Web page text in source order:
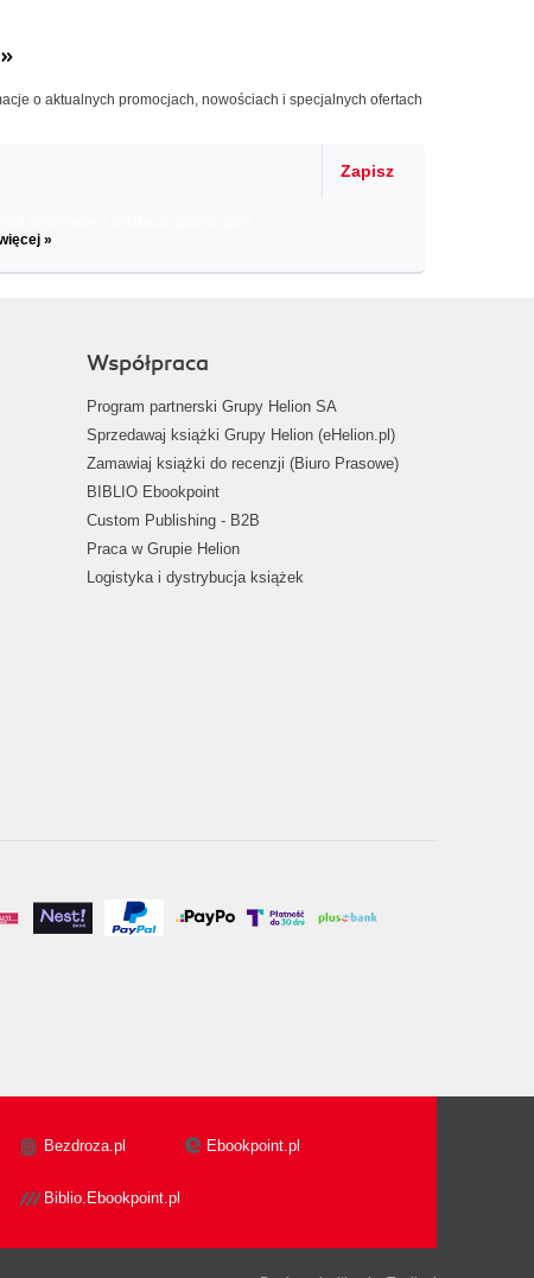
o aktualnych promocjach, nowościach i specjalnych ofertach
Zapisz
»
Współpraca
Program partnerski Grupy Helion SA
Sprzedawaj książki Grupy Helion (eHelion.pl)
Zamawiaj książki do recenzji (Biuro Prasowe)
BIBLIO Ebookpoint
Custom Publishing - B2B
Praca w Grupie Helion
Logistyka i dystrybucja książek
Bezdroza.pl Ebookpoint.pl
Biblio.Ebookpoint.pl